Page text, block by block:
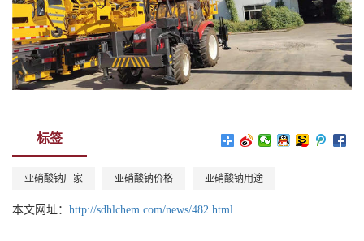
标签
亚硝酸钠厂家 亚硝酸钠价格 亚硝酸钠用途
本文网址： http://sdhlchem.com/news/482.html